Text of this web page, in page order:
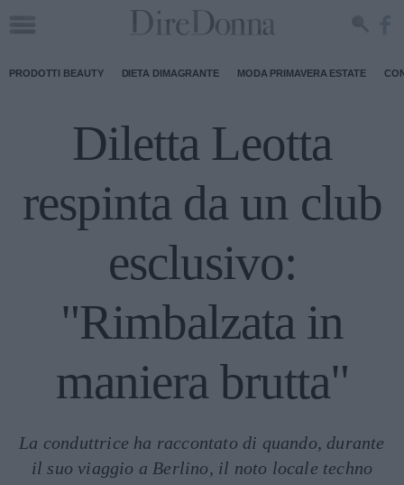
PRODOTTI BEAUTY DIETA DIMAGRANTE MODA PRIMAVERA ESTATE
Diletta Leotta
respinta da un club
esclusivo:
"Rimbalzata in
maniera brutta"
La conduttrice ha raccontato di quando, durante
il suo viaggio a Berlino, il noto locale techno